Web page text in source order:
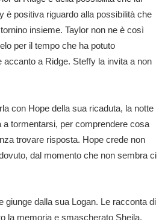
è positiva riguardo alla possibilità che
insieme. Taylor non ne è così
per il tempo che ha potuto
a Ridge. Steffy la invita a non
con Hope della sua ricaduta, la notte
a tormentarsi, per comprendere cosa
trovare risposta. Hope crede non
dal momento che non sembra ci
giunge dalla sua Logan. Le racconta di
la memoria e smascherato Sheila,